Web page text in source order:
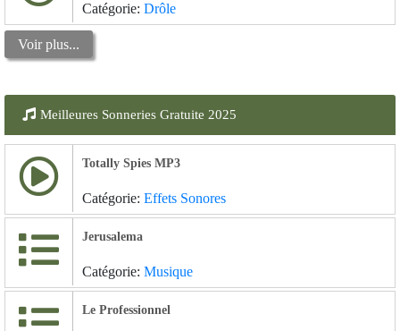
Catégorie: Drôle
Voir plus...
Meilleures Sonneries Gratuite 2025
Totally Spies MP3
Catégorie: Effets Sonores
Jerusalema
Catégorie: Musique
Le Professionnel